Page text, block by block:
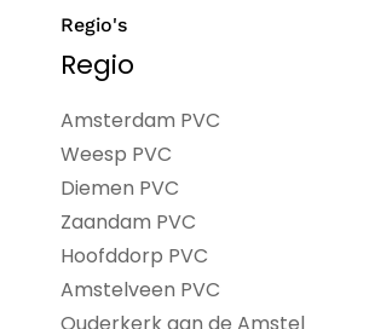
Regio's
Regio
Amsterdam PVC
Weesp PVC
Diemen PVC
Zaandam PVC
Hoofddorp PVC
Amstelveen PVC